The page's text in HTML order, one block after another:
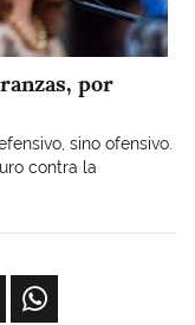
por
sino ofensivo.
contra la